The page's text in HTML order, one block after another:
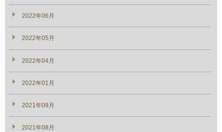
2022年06月
2022年05月
2022年04月
2022年01月
2021年09月
2021年08月